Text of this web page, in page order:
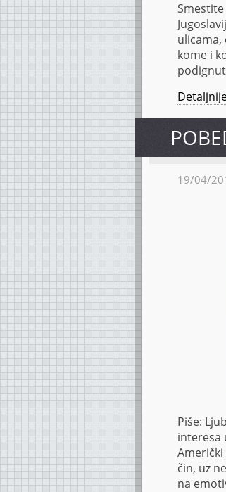
ulicama,
kome i
19/04/
Piše:
in­te­re­sa
čin, uz
na